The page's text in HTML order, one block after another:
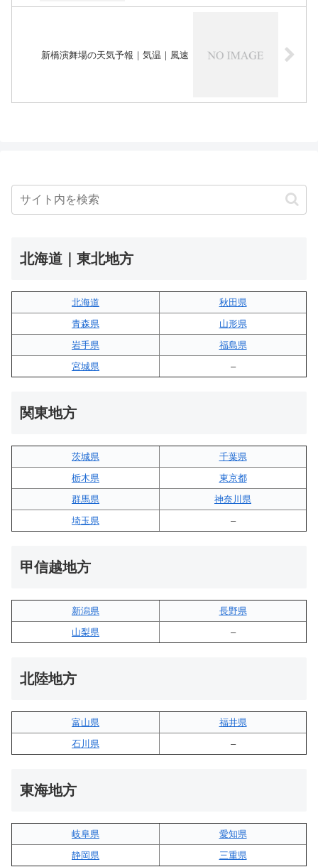
新橋演舞場の天気予報｜気温｜風速
北海道｜東北地方
北海道
秋田県
青森県
山形県
岩手県
福島県
宮城県
–
関東地方
茨城県
千葉県
栃木県
東京都
群馬県
神奈川県
埼玉県
–
甲信越地方
新潟県
長野県
山梨県
–
北陸地方
富山県
福井県
石川県
–
東海地方
岐阜県
愛知県
静岡県
三重県